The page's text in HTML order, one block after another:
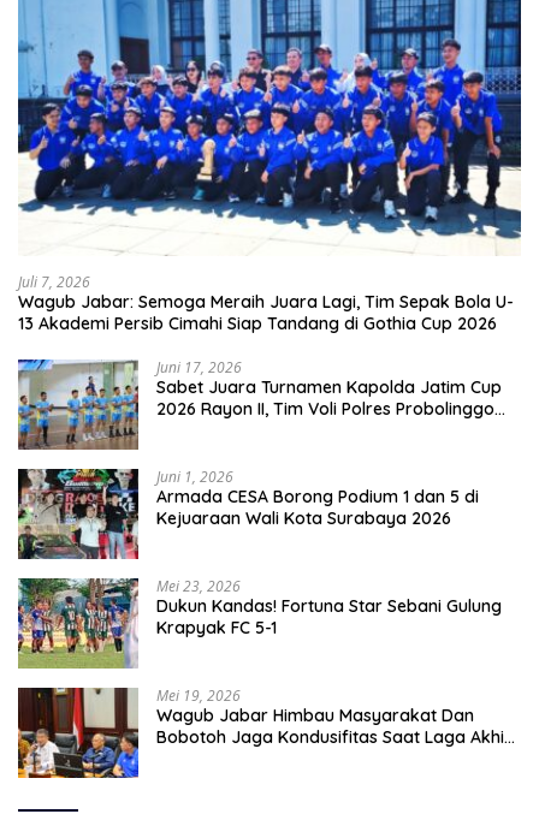
Juli 7, 2026
Wagub Jabar: Semoga Meraih Juara Lagi, Tim Sepak Bola U-
13 Akademi Persib Cimahi Siap Tandang di Gothia Cup 2026
Juni 17, 2026
Sabet Juara Turnamen Kapolda Jatim Cup
2026 Rayon II, Tim Voli Polres Probolinggo
Juni 1, 2026
Armada CESA Borong Podium 1 dan 5 di
Kejuaraan Wali Kota Surabaya 2026
Mei 23, 2026
Dukun Kandas! Fortuna Star Sebani Gulung
Krapyak FC 5-1
Mei 19, 2026
Wagub Jabar Himbau Masyarakat Dan
Bobotoh Jaga Kondusifitas Saat Laga Akhir